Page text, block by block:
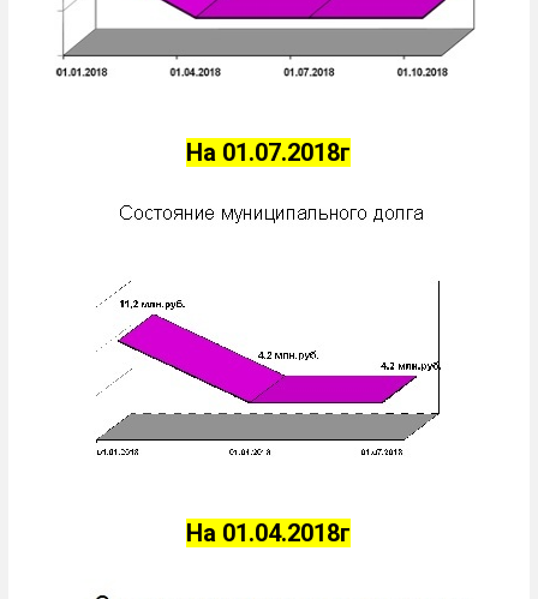
На 01.07.2018г
На 01.04.2018г